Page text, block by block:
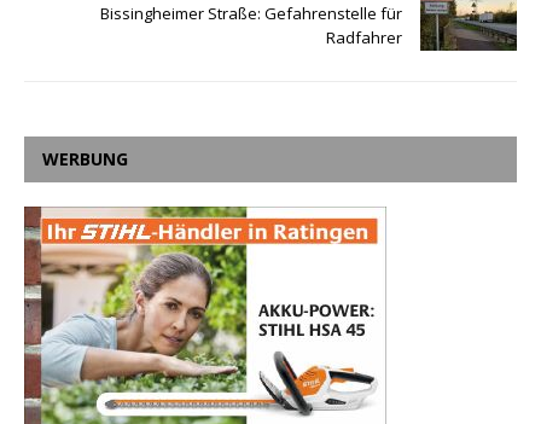
Bissingheimer Straße: Gefahrenstelle für
Radfahrer
WERBUNG